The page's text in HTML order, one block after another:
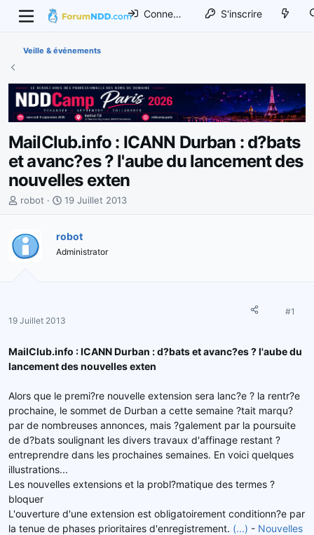
Connexion S'inscrire
Veille & événements
MailClub.info : ICANN Durban : d?bats
et avanc?es ? l'aube du lancement des
nouvelles exten
I
t
i
r
e
l
d
i
s
c
u
s
s
robot
D
e
d
u
19 Juillet 2013
robot
Administrator
19 Juillet 2013
#1
MailClub.info : ICANN Durban : d?bats et avanc?es ? l'aube du
lancement des nouvelles exten
Alors que le premi?re nouvelle extension sera lanc?e ? la rentr?e
prochaine, le sommet de Durban a cette semaine ?tait marqu?
par de nombreuses annonces, mais ?galement par la poursuite
de d?bats soulignant les divers travaux d'affinage restant ?
entreprendre dans les prochaines semaines. En voici quelques
illustrations...
Les nouvelles extensions et la probl?matique des termes ?
bloquer
L'ouverture d'une extension est obligatoirement conditionn?e par
la tenue de phases prioritaires d'enregistrement. (...) - Nouvelles